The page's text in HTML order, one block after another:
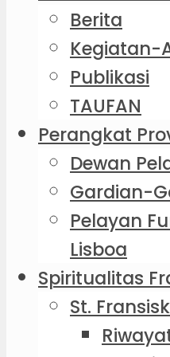
Berita
Kegiatan-
Publikasi
TAUFAN
Perangkat
Dewan
Gardian-
Pelayan
Lisboa
Spiritualitas
St.